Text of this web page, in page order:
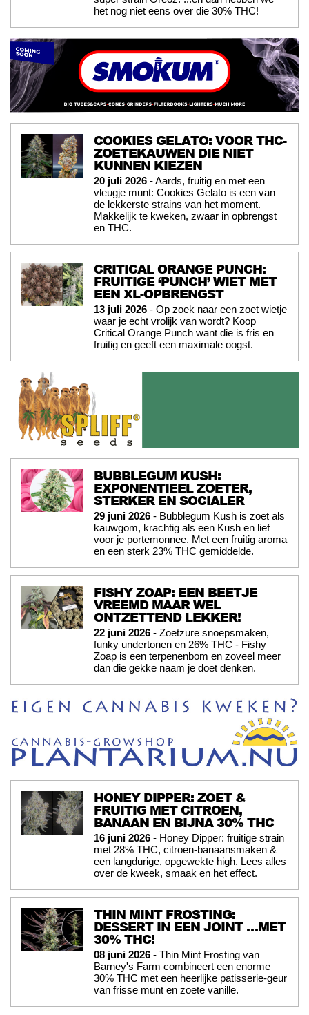
het nog niet eens over die 30% THC!
COOKIES GELATO: VOOR THC-
ZOETEKAUWEN DIE NIET
KUNNEN KIEZEN
20 juli 2026 - Aards, fruitig en met een
vleugje munt: Cookies Gelato is een van
de lekkerste strains van het moment.
Makkelijk te kweken, zwaar in opbrengst
en THC.
CRITICAL ORANGE PUNCH:
FRUITIGE ‘PUNCH’ WIET MET
EEN XL-OPBRENGST
13 juli 2026 - Op zoek naar een zoet wietje
waar je echt vrolijk van wordt? Koop
Critical Orange Punch want die is fris en
fruitig en geeft een maximale oogst.
BUBBLEGUM KUSH:
EXPONENTIEEL ZOETER,
STERKER EN SOCIALER
29 juni 2026 - Bubblegum Kush is zoet als
kauwgom, krachtig als een Kush en lief
voor je portemonnee. Met een fruitig aroma
en een sterk 23% THC gemiddelde.
FISHY ZOAP: EEN BEETJE
VREEMD MAAR WEL
ONTZETTEND LEKKER!
22 juni 2026 - Zoetzure snoepsmaken,
funky undertonen en 26% THC - Fishy
Zoap is een terpenenbom en zoveel meer
dan die gekke naam je doet denken.
HONEY DIPPER: ZOET &
FRUITIG MET CITROEN,
BANAAN EN BIJNA 30% THC
16 juni 2026 - Honey Dipper: fruitige strain
met 28% THC, citroen-banaansmaken &
een langdurige, opgewekte high. Lees alles
over de kweek, smaak en het effect.
THIN MINT FROSTING:
DESSERT IN EEN JOINT …MET
30% THC!
08 juni 2026 - Thin Mint Frosting van
Barney's Farm combineert een enorme
30% THC met een heerlijke patisserie-geur
van frisse munt en zoete vanille.